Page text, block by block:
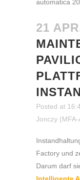
21
Posted at
Jonczy
Factory und
Darum darf